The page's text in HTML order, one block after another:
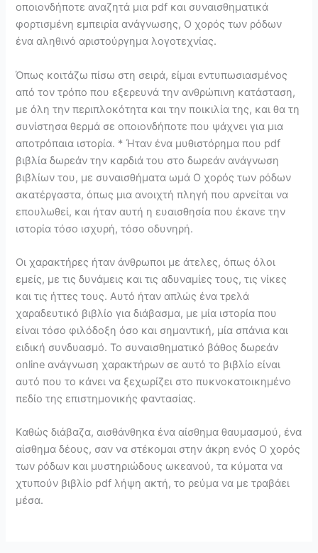
οποιονδήποτε αναζητά μια pdf και συναισθηματικά
φορτισμένη εμπειρία ανάγνωσης, Ο χορός των ρόδων
ένα αληθινό αριστούργημα λογοτεχνίας.
Όπως κοιτάζω πίσω στη σειρά, είμαι εντυπωσιασμένος
από τον τρόπο που εξερευνά την ανθρώπινη κατάσταση,
με όλη την περιπλοκότητα και την ποικιλία της, και θα τη
συνίστησα θερμά σε οποιονδήποτε που ψάχνει για μια
αποτρόπαια ιστορία. * Ήταν ένα μυθιστόρημα που pdf
βιβλία δωρεάν την καρδιά του στο δωρεάν ανάγνωση
βιβλίων του, με συναισθήματα ωμά Ο χορός των ρόδων
ακατέργαστα, όπως μια ανοιχτή πληγή που αρνείται να
επουλωθεί, και ήταν αυτή η ευαισθησία που έκανε την
ιστορία τόσο ισχυρή, τόσο οδυνηρή.
Οι χαρακτήρες ήταν άνθρωποι με άτελες, όπως όλοι
εμείς, με τις δυνάμεις και τις αδυναμίες τους, τις νίκες
και τις ήττες τους. Αυτό ήταν απλώς ένα τρελά
χαραδευτικό βιβλίο για διάβασμα, με μία ιστορία που
είναι τόσο φιλόδοξη όσο και σημαντική, μία σπάνια και
ειδική συνδυασμό. Το συναισθηματικό βάθος δωρεάν
online ανάγνωση χαρακτήρων σε αυτό το βιβλίο είναι
αυτό που το κάνει να ξεχωρίζει στο πυκνοκατοικημένο
πεδίο της επιστημονικής φαντασίας.
Καθώς διάβαζα, αισθάνθηκα ένα αίσθημα θαυμασμού, ένα
αίσθημα δέους, σαν να στέκομαι στην άκρη ενός Ο χορός
των ρόδων και μυστηριώδους ωκεανού, τα κύματα να
χτυπούν βιβλίο pdf λήψη ακτή, το ρεύμα να με τραβάει
μέσα.